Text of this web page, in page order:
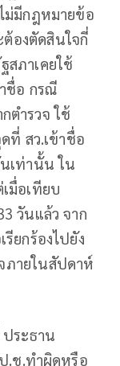
ม่มีกฎหมายข้อ
องตัดสินใจกี่
สภาเคยใช้
ชื่อ กรณี
ตำรวจ ใช้
ที่ สว.เข้าชื่อ
เท่านั้น ใน
มื่อเทียบ
วันแล้ว จาก
ยกร้องไปยัง
ภายในสัปดาห์
ประธาน
.ช.ทำผิดหรือ